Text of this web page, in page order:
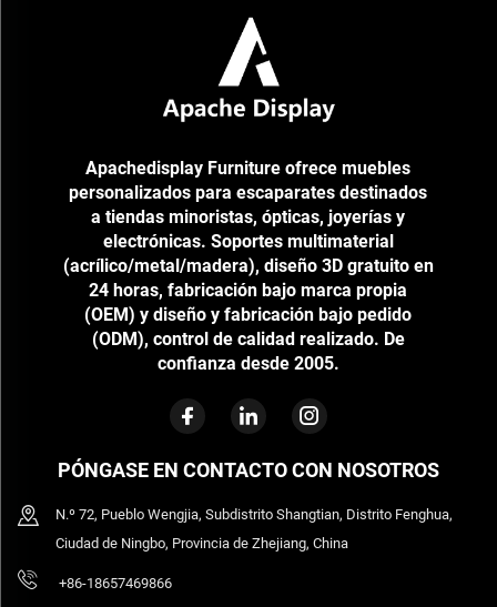
Apachedisplay Furniture ofrece muebles
personalizados para escaparates destinados
a tiendas minoristas, ópticas, joyerías y
electrónicas. Soportes multimaterial
(acrílico/metal/madera), diseño 3D gratuito en
24 horas, fabricación bajo marca propia
(OEM) y diseño y fabricación bajo pedido
(ODM), control de calidad realizado. De
confianza desde 2005.
PÓNGASE EN CONTACTO CON NOSOTROS
N.º 72, Pueblo Wengjia, Subdistrito Shangtian, Distrito Fenghua,
Ciudad de Ningbo, Provincia de Zhejiang, China
+86-18657469866